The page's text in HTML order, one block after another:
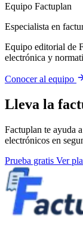
Equipo Factuplan
Especialista en
Equipo editorial de
electrónica y
Conocer al equipo
Lleva la
Factuplan te ayuda
electrónicos en
Prueba gratis Ver